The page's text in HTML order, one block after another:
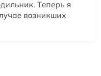
Теперь я
возникших